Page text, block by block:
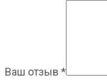
Ваш отзыв *